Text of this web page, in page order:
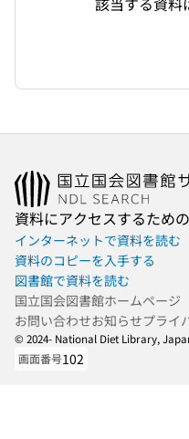
資料にアクセスするため
インターネットで資料を読む
資料のコピーを入手する
図書館で資料を読む
国立国会図書館ホームページ
お問い合わせお知らせプライ
© 2024- National Diet Library,
画面番号102